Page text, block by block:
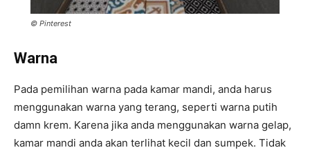
© Pinterest
Warna
Pada pemilihan warna pada kamar mandi, anda harus
menggunakan warna yang terang, seperti warna putih
damn krem. Karena jika anda menggunakan warna gelap,
kamar mandi anda akan terlihat kecil dan sumpek. Tidak